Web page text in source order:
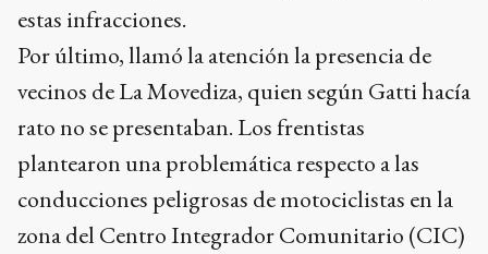
estas infracciones.
Por último, llamó la atención la presencia de
vecinos de La Movediza, quien según Gatti hacía
rato no se presentaban. Los frentistas
plantearon una problemática respecto a las
conducciones peligrosas de motociclistas en la
zona del Centro Integrador Comunitario (CIC)